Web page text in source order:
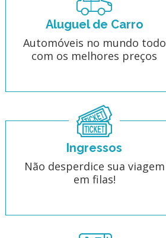
Aluguel de Carro
Automóveis no mundo todo
com os melhores preços
Ingressos
Não desperdice sua viagem
em filas!